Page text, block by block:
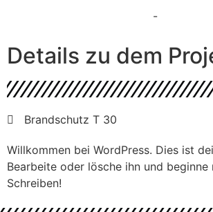
-
Details zu dem
Brandschutz T 30
Willkommen bei WordPress. Dies ist
Bearbeite oder lösche ihn und beginne
Schreiben!